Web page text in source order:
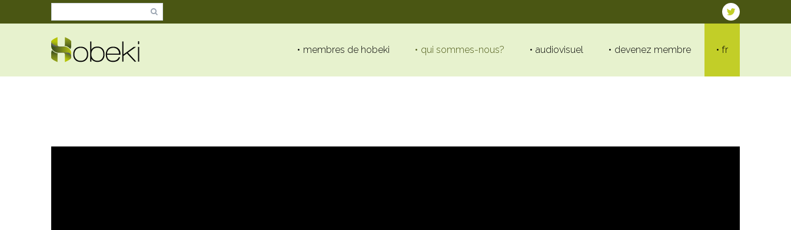
membres de hobeki qui sommes-nous? audiovisuel devenez membre fr